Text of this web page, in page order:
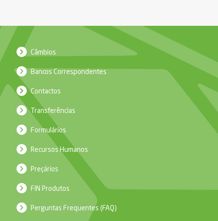
Câmbios
Bancos Correspondentes
Contactos
Transferências
Formulários
Recursos Humanos
Preçários
FIN Produtos
Perguntas Frequentes (FAQ)